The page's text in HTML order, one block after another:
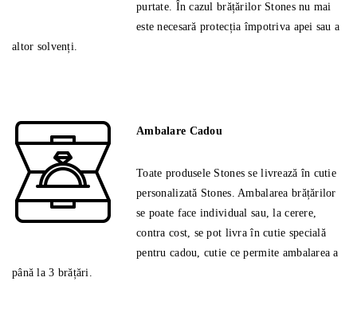
purtate. În cazul brățărilor Stones nu mai
este necesară protecția împotriva apei sau a
altor solvenți.
Ambalare Cadou
Toate produsele Stones se livrează în cutie
personalizată Stones. Ambalarea brățărilor
se poate face individual sau, la cerere,
contra cost, se pot livra în cutie specială
pentru cadou, cutie ce permite ambalarea a
până la 3 brățări.